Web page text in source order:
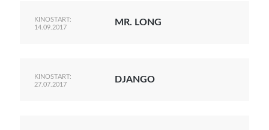
KINOSTART:
14.09.2017
MR. LONG
KINOSTART:
27.07.2017
DJANGO